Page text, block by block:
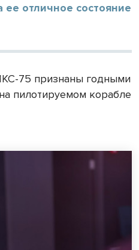
отличное состояние
75 признаны годными
пилотируемом корабле